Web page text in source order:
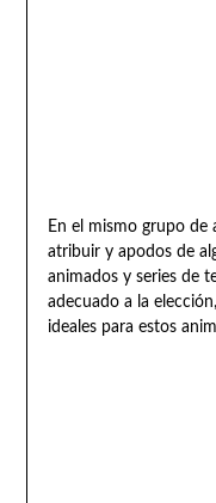
En el mismo grupo de
atribuir y apodos de
animados y series de
adecuado a la
ideales para estos